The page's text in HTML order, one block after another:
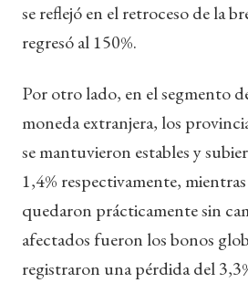
se reflejó en el retroceso de la
regresó al 150%.
Por otro lado, en el segmento
moneda extranjera, los
se mantuvieron estables y
1,4% respectivamente,
quedaron prácticamente sin
afectados fueron los bonos
registraron una pérdida del